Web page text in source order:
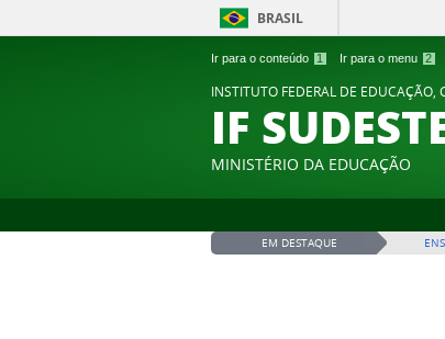
Ir para o conteúdo 1 Ir para o menu 2
BRASIL
INSTITUTO FEDERAL DE EDUCAÇÃO,
IF
MINISTÉRIO DA EDUCAÇÃO
EM DESTAQUE